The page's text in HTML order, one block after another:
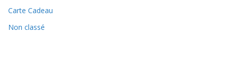
Carte Cadeau
Non classé